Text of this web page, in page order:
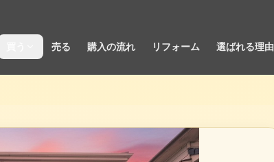
売る 購入の流れ リフォーム 選ばれる理由